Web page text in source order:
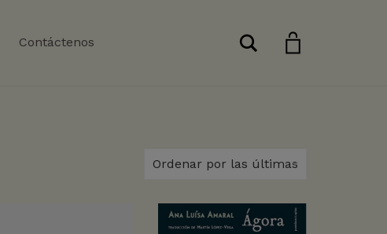
Contáctenos Buscar
Ordenar por las últimas